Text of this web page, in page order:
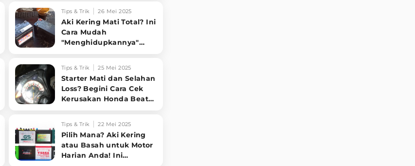
Tips & Trik 26 Mei 2025
Aki Kering Mati Total? Ini
Cara Mudah
"Menghidupkannya"
Tips & Trik 25 Mei 2025
Starter Mati dan Selahan
Loss? Begini Cara Cek
Kerusakan Honda Beat
Tips & Trik 22 Mei 2025
Pilih Mana? Aki Kering
atau Basah untuk Motor
Harian Anda! Ini